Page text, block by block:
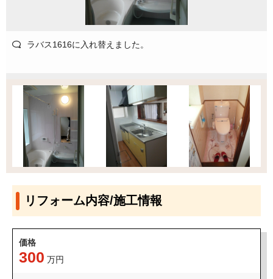
ラバス1616に入れ替えました。
リフォーム内容/施工情報
価格
300 万円